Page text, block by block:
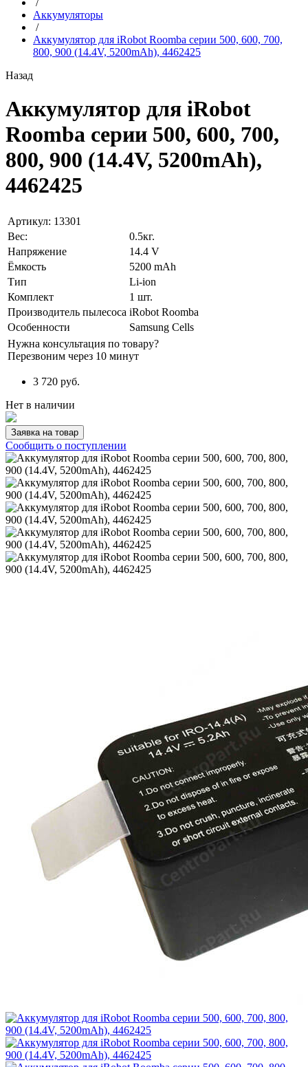
/
Аккумуляторы
/
Аккумулятор для iRobot Roomba серии 500, 600, 700,
800, 900 (14.4V, 5200mAh), 4462425
Назад
Аккумулятор для iRobot
Roomba серии 500, 600, 700,
800, 900 (14.4V, 5200mAh),
4462425
Артикул: 13301
Вес:
0.5кг.
Напряжение
14.4 V
Ёмкость
5200 mAh
Тип
Li-ion
Комплект
1 шт.
Производитель пылесоса iRobot Roomba
Особенности
Samsung Cells
Нужна консультация по товару?
Перезвоним через 10 минут
3 720 руб.
Нет в наличии
Заявка на товар
Сообщить о поступлении